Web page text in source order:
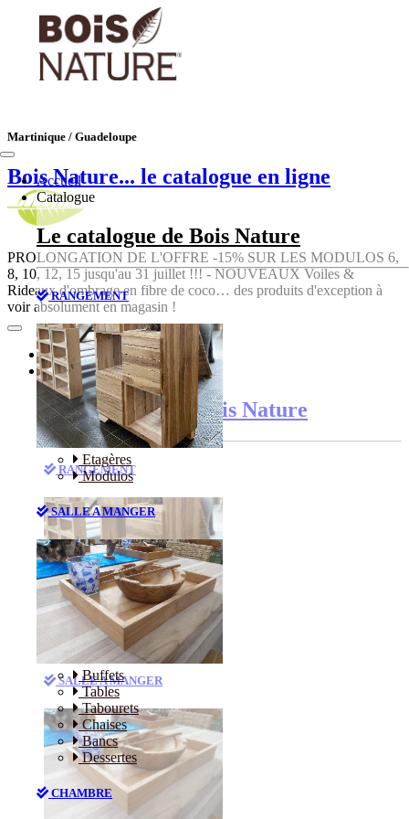
Martinique / Guadeloupe
Bois Nature... le catalogue en ligne
PROLONGATION DE L'OFFRE -15% SUR LES MODULOS 6,
8, 10, 12, 15 jusqu'au 31 juillet !!! - NOUVEAUX Voiles &
Rideaux d'ombrage en fibre de coco… des produits d'exception à
voir absolument en magasin !
Accueil
Catalogue
Le catalogue de Bois Nature
RANGEMENT
Etagères
Modulos
SALLE A MANGER
Buffets
Tables
Tabourets
Chaises
Bancs
Dessertes
CHAMBRE
Accueil
Catalogue
Le catalogue de Bois Nature
RANGEMENT
Etagères
Modulos
SALLE A MANGER